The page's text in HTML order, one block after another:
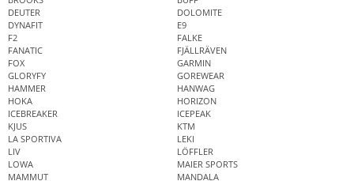
DEUTER
DOLOMITE
DYNAFIT
E9
F2
FALKE
FANATIC
FJÄLLRÄVEN
FOX
GARMIN
GLORYFY
GOREWEAR
HAMMER
HANWAG
HOKA
HORIZON
ICEBREAKER
ICEPEAK
KJUS
KTM
LA SPORTIVA
LEKI
LIV
LÖFFLER
LOWA
MAIER SPORTS
MAMMUT
MANDALA